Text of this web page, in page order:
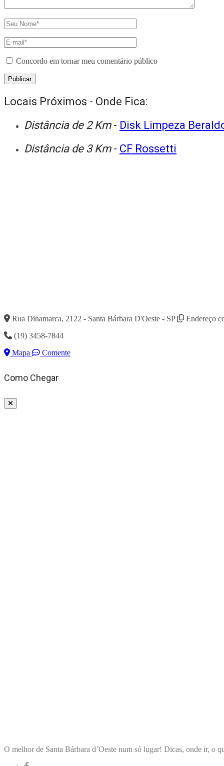
Concordo em tornar meu comentário público
Locais Próximos - Onde Fica:
Distância de 2 Km - Disk Limpeza
Distância de 3 Km - CF Rossetti
Rua Dinamarca, 2122 - Santa Bárbara D'Oeste - SP
Endereço
(19) 3458-7844
Mapa
Comente
Como Chegar
O melhor de Santa Bárbara d’Oeste num só lugar! Dicas, onde ir, o